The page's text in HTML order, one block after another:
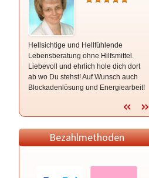
Hellsichtige und Hellfühlende
Lebensberatung ohne Hilfsmittel.
Liebevoll und ehrlich hole dich dort
ab wo Du stehst! Auf Wunsch auch
Blockadenlösung und Energiearbeit!
Bezahlmethoden